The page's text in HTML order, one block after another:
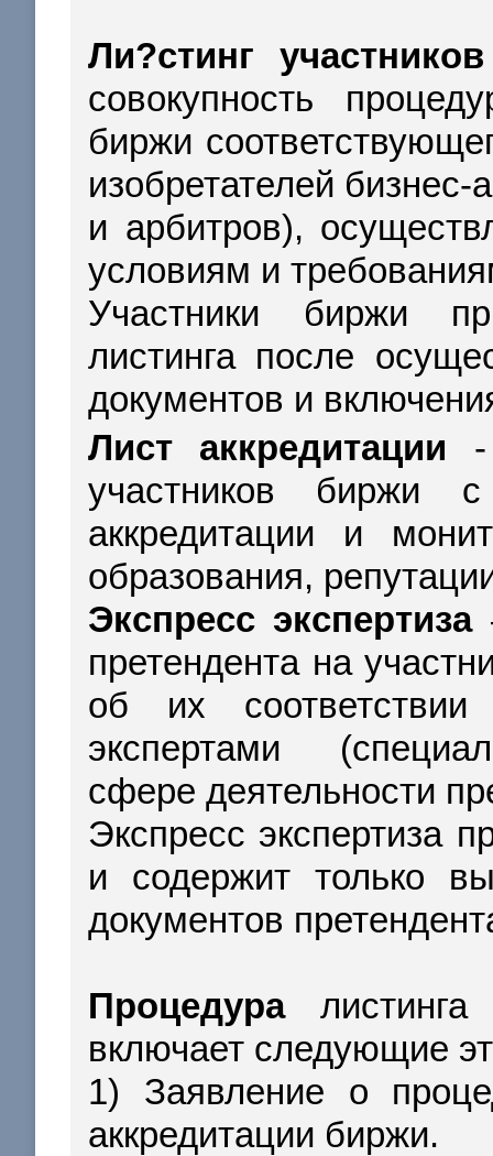
Ли?стинг участников
совокупность
биржи
изобретателей бизнес-
и арбитров),
условиям и
Участники биржи
листинга после
документов и
Лист аккредитации -
участников биржи
аккредитации и
образования,
Экспресс экспертиза
претендента на
об их
экспертами
сфере деятельности
Экспресс экспертиза
и содержит только
документов
Процедуралистинга
включает следующие
1) Заявление о
аккредитации биржи.